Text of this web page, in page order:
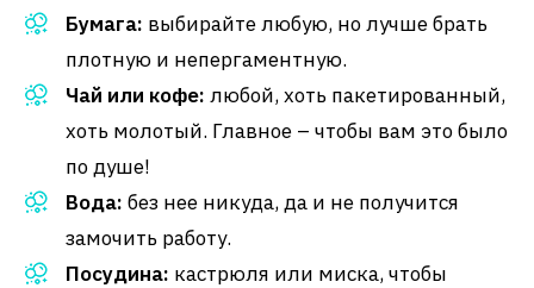
Бумага: выбирайте любую, но лучше брать
плотную и непергаментную.
Чай или кофе: любой, хоть пакетированный,
хоть молотый. Главное – чтобы вам это было
по душе!
Вода: без нее никуда, да и не получится
замочить работу.
Посудина: кастрюля или миска, чтобы